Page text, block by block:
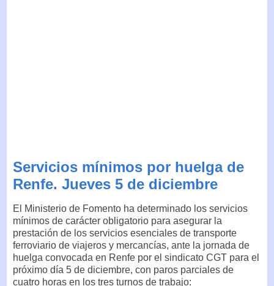
Servicios mínimos por huelga de
Renfe. Jueves 5 de diciembre
El Ministerio de Fomento ha determinado los servicios
mínimos de carácter obligatorio para asegurar la
prestación de los servicios esenciales de transporte
ferroviario de viajeros y mercancías, ante la jornada de
huelga convocada en Renfe por el sindicato CGT para el
próximo día 5 de diciembre, con paros parciales de
cuatro horas en los tres turnos de trabajo: